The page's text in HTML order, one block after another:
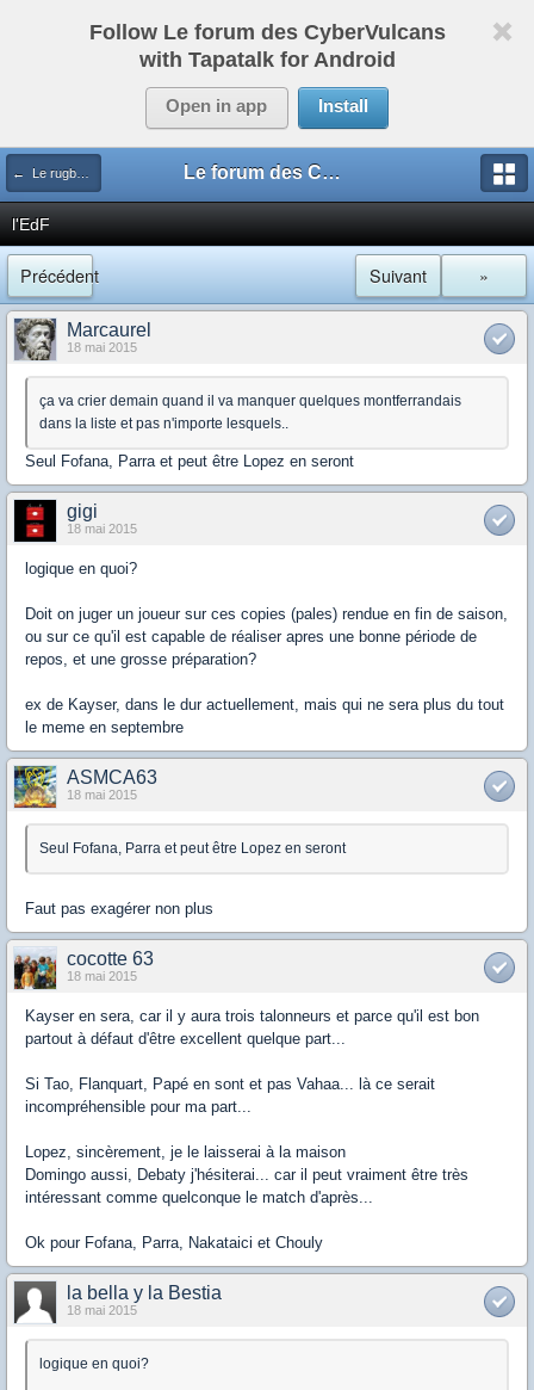
Follow Le forum des CyberVulcans
with Tapatalk for Android
Open in app Install
← Le rugby international Le forum des CyberVulcans
l'EdF
Précédent »
Suivant
Marcaurel
18 mai 2015
ça va crier demain quand il va manquer quelques montferrandais
dans la liste et pas n'importe lesquels..
Seul Fofana, Parra et peut être Lopez en seront
gigi
18 mai 2015
logique en quoi?
Doit on juger un joueur sur ces copies (pales) rendue en fin de saison,
ou sur ce qu'il est capable de réaliser apres une bonne période de
repos, et une grosse préparation?
ex de Kayser, dans le dur actuellement, mais qui ne sera plus du tout
le meme en septembre
ASMCA63
18 mai 2015
Seul Fofana, Parra et peut être Lopez en seront
Faut pas exagérer non plus
cocotte 63
18 mai 2015
Kayser en sera, car il y aura trois talonneurs et parce qu'il est bon
partout à défaut d'être excellent quelque part...
Si Tao, Flanquart, Papé en sont et pas Vahaa... là ce serait
incompréhensible pour ma part...
Lopez, sincèrement, je le laisserai à la maison
Domingo aussi, Debaty j'hésiterai... car il peut vraiment être très
intéressant comme quelconque le match d'après...
Ok pour Fofana, Parra, Nakataici et Chouly
la bella y la Bestia
18 mai 2015
logique en quoi?